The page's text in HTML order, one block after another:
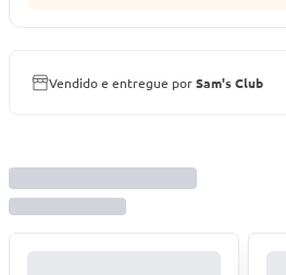
Vendido e entregue porSam's Club